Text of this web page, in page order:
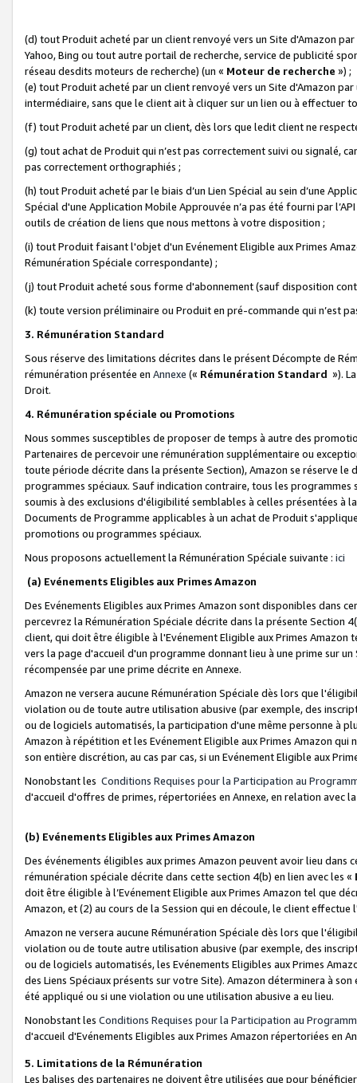
(d) tout Produit acheté par un client renvoyé vers un Site d'Amazon
Yahoo, Bing ou tout autre portail de recherche, service de publicité
réseau desdits moteurs de recherche) (un « Moteur de recherche ») ;
(e) tout Produit acheté par un client renvoyé vers un Site d'Amazon
intermédiaire, sans que le client ait à cliquer sur un lien ou à
(f) tout Produit acheté par un client, dès lors que ledit client ne
(g) tout achat de Produit qui n’est pas correctement suivi ou signalé,
pas correctement orthographiés ;
(h) tout Produit acheté par le biais d’un Lien Spécial au sein d’une
Spécial d'une Application Mobile Approuvée n’a pas été fourni par
outils de création de liens que nous mettons à votre disposition ;
(i) tout Produit faisant l'objet d'un Evénement Eligible aux Primes
Rémunération Spéciale correspondante) ;
(j) tout Produit acheté sous forme d'abonnement (sauf disposition
(k) toute version préliminaire ou Produit en pré-commande qui n’est
3. Rémunération Standard
Sous réserve des limitations décrites dans le présent Décompte de
rémunération présentée en Annexe (« Rémunération Standard »).
Droit.
4. Rémunération spéciale ou Promotions
Nous sommes susceptibles de proposer de temps à autre des
Partenaires de percevoir une rémunération supplémentaire ou
toute période décrite dans la présente Section), Amazon se réserve
programmes spéciaux. Sauf indication contraire, tous les
soumis à des exclusions d'éligibilité semblables à celles présentées à
Documents de Programme applicables à un achat de Produit
promotions ou programmes spéciaux.
Nous proposons actuellement la Rémunération Spéciale suivante : ici
(a) Evénements Eligibles aux Primes Amazon
Des Evénements Eligibles aux Primes Amazon sont disponibles dans
percevrez la Rémunération Spéciale décrite dans la présente Section
client, qui doit être éligible à l'Evénement Eligible aux Primes Amazon
vers la page d'accueil d'un programme donnant lieu à une prime sur
récompensée par une prime décrite en Annexe.
Amazon ne versera aucune Rémunération Spéciale dès lors que
violation ou de toute autre utilisation abusive (par exemple, des
ou de logiciels automatisés, la participation d'une même personne à
Amazon à répétition et les Evénement Eligible aux Primes Amazon qui
son entière discrétion, au cas par cas, si un Evénement Eligible aux
Nonobstant les Conditions Requises pour la Participation au
d'accueil d'offres de primes, répertoriées en Annexe, en relation avec
(b) Evénements Eligibles aux Primes Amazon
Des événements éligibles aux primes Amazon peuvent avoir lieu dans
rémunération spéciale décrite dans cette section 4(b) en lien avec les «
doit être éligible à l’Evénement Eligible aux Primes Amazon tel que
Amazon, et (2) au cours de la Session qui en découle, le client
Amazon ne versera aucune Rémunération Spéciale dès lors que
violation ou de toute autre utilisation abusive (par exemple, des
ou de logiciels automatisés, les Evénements Eligibles aux Primes
des Liens Spéciaux présents sur votre Site). Amazon déterminera à
été appliqué ou si une violation ou une utilisation abusive a eu lieu.
Nonobstant les Conditions Requises pour la Participation au
d'accueil d'Evénements Eligibles aux Primes Amazon répertoriées en
5. Limitations de la Rémunération
Les balises des partenaires ne doivent être utilisées que pour